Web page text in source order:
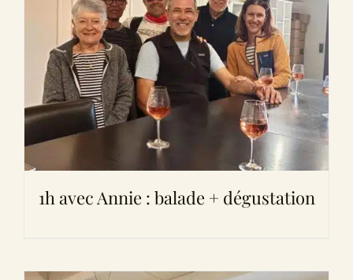
1h avec Annie : balade + dégustation